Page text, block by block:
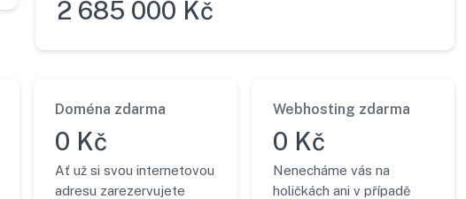
2 685 000 Kč
Doména zdarma
0 Kč
Ať už si svou internetovou
adresu zarezervujete
Webhosting zdarma
0 Kč
Nenecháme vás na
holičkách ani v případě